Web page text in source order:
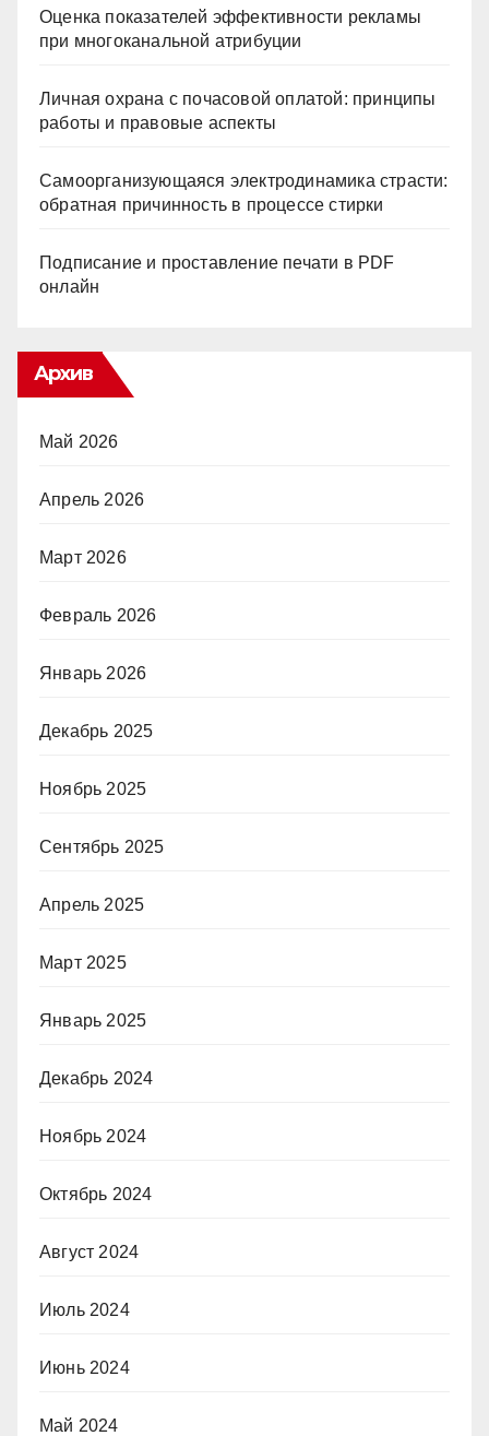
Оценка показателей эффективности рекламы
при многоканальной атрибуции
Личная охрана с почасовой оплатой: принципы
работы и правовые аспекты
Самоорганизующаяся электродинамика страсти:
обратная причинность в процессе стирки
Подписание и проставление печати в PDF
онлайн
Архив
Май 2026
Апрель 2026
Март 2026
Февраль 2026
Январь 2026
Декабрь 2025
Ноябрь 2025
Сентябрь 2025
Апрель 2025
Март 2025
Январь 2025
Декабрь 2024
Ноябрь 2024
Октябрь 2024
Август 2024
Июль 2024
Июнь 2024
Май 2024